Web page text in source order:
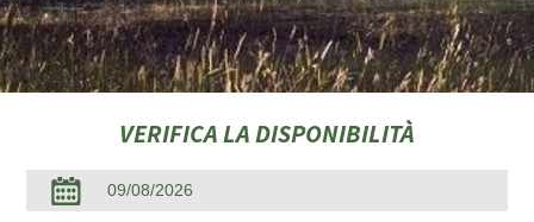
VERIFICA LA DISPONIBILITÀ